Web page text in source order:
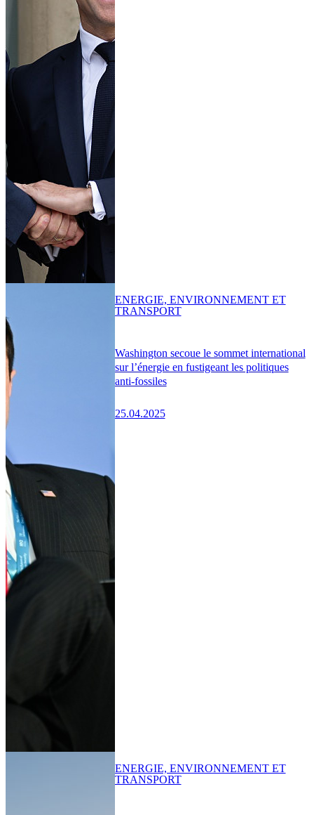
Washington secoue le sommet international
sur l’énergie en fustigeant les politiques
anti-fossiles
25.04.2025
ENERGIE, ENVIRONNEMENT ET
TRANSPORT
ENERGIE, ENVIRONNEMENT ET
TRANSPORT